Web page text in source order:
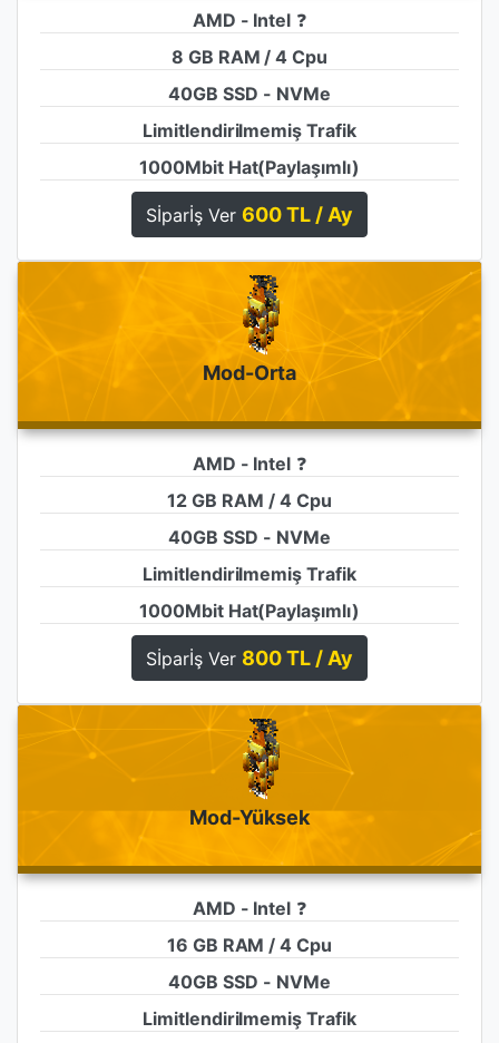
AMD - Intel ❓
8 GB RAM / 4 Cpu
40GB SSD - NVMe
Limitlendirilmemiş Trafik
1000Mbit Hat(Paylaşımlı)
Sİparİş Ver 600 TL / Ay
Mod-Orta
AMD - Intel ❓
12 GB RAM / 4 Cpu
40GB SSD - NVMe
Limitlendirilmemiş Trafik
1000Mbit Hat(Paylaşımlı)
Sİparİş Ver 800 TL / Ay
Mod-Yüksek
AMD - Intel ❓
16 GB RAM / 4 Cpu
40GB SSD - NVMe
Limitlendirilmemiş Trafik